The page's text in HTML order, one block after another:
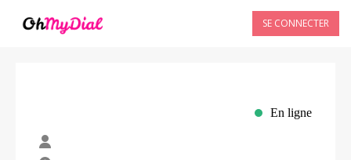
SE CONNECTER
En ligne